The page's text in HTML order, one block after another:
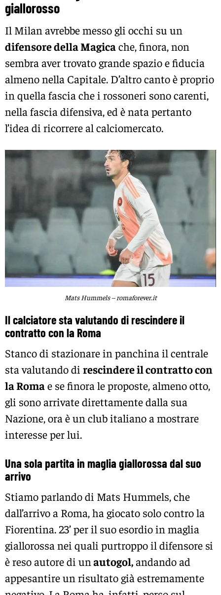
giallorosso
Il Milan avrebbe messo gli occhi su un
difensore della Magicache, finora, non
sembra aver trovato grande spazio e fiducia
almeno nella Capitale. D’altro canto è proprio
in quella fascia che i rossoneri sono carenti,
nella fascia difensiva, ed è nata pertanto
l’idea di ricorrere al calciomercato.
Mats Hummels – romaforever.it
Il calciatore sta valutando di rescindere il
contratto con la Roma
Stanco di stazionare in panchina il centrale
sta valutando di rescindere il contratto con
la Romae se finora le proposte, almeno otto,
gli sono arrivate direttamente dalla sua
Nazione, ora è un club italiano a mostrare
interesse per lui.
Una sola partita in maglia giallorossa dal suo
arrivo
Stiamo parlando di Mats Hummels, che
dall’arrivo a Roma, ha giocato solo contro la
Fiorentina. 23’ per il suo esordio in maglia
giallorossa nei quali purtroppo il difensore si
è reso autore di un autogol,andando ad
appesantire un risultato già estremamente